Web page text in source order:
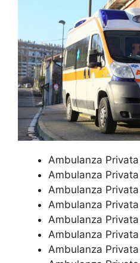
Ambulanza Privata
Ambulanza Privata
Ambulanza Privata
Ambulanza Privata
Ambulanza Privata
Ambulanza Privata
Ambulanza Privata